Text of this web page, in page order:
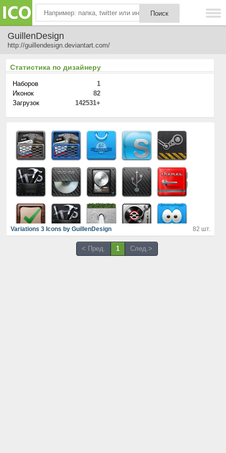
GuillenDesign
http://guillendesign.deviantart.com/
Статистика по дизайнеру
Наборов
1
Иконок
82
Загрузок
142531+
Variations 3 Icons by GuillenDesign 82 шт.
< Пред. 1 След.>